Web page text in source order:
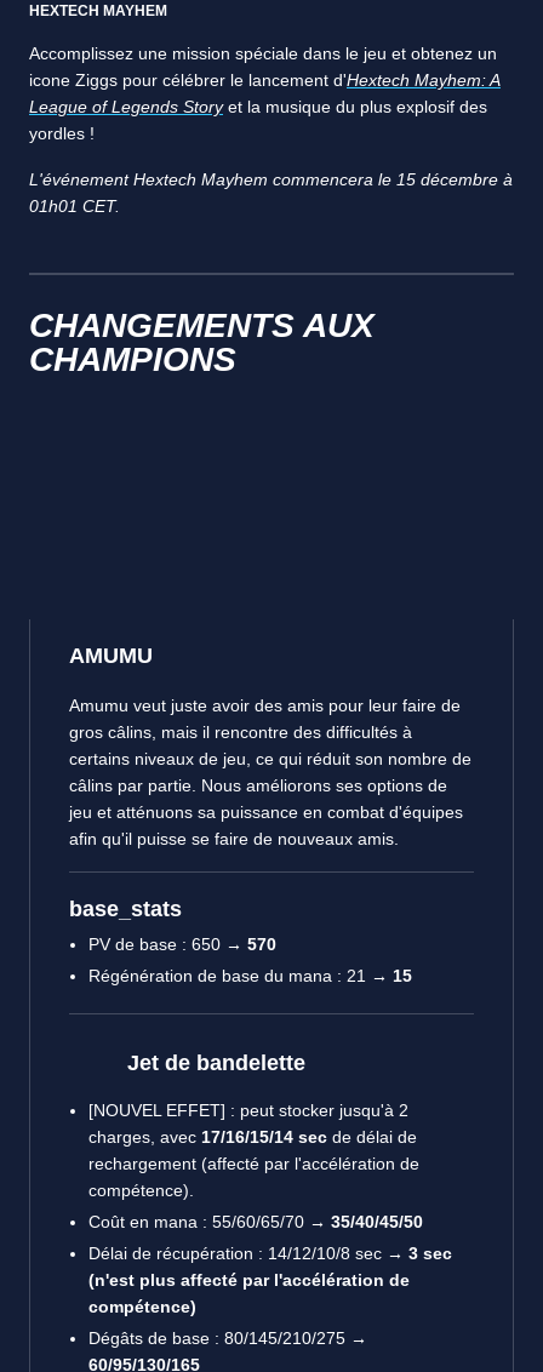
HEXTECH MAYHEM
Accomplissez une mission spéciale dans le jeu et obtenez un
icone Ziggs pour célébrer le lancement d'Hextech Mayhem: A
League of Legends Storyet la musique du plus explosif des
yordles !
L'événement Hextech Mayhem commencera le 15 décembre à
01h01 CET.
CHANGEMENTS AUX
CHAMPIONS
AMUMU
Amumu veut juste avoir des amis pour leur faire de
gros câlins, mais il rencontre des difficultés à
certains niveaux de jeu, ce qui réduit son nombre de
câlins par partie. Nous améliorons ses options de
jeu et atténuons sa puissance en combat d'équipes
afin qu'il puisse se faire de nouveaux amis.
base_stats
PV de base : 650 → 570
Régénération de base du mana : 21 → 15
Jet de bandelette
[NOUVEL EFFET] : peut stocker jusqu'à 2
charges, avec 17/16/15/14 sec de délai de
rechargement (affecté par l'accélération de
compétence).
Coût en mana : 55/60/65/70 → 35/40/45/50
Délai de récupération : 14/12/10/8 sec → 3 sec
(n'est plus affecté par l'accélération de
compétence)
Dégâts de base : 80/145/210/275 →
60/95/130/165